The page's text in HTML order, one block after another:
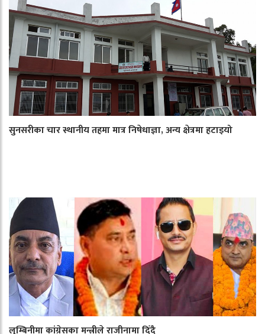
सुनसरीका चार स्थानीय तहमा मात्र निषेधाज्ञा, अन्य क्षेत्रमा हटाइयो
लुम्बिनीमा कांग्रेसका मन्त्रीले राजीनामा दिँदै